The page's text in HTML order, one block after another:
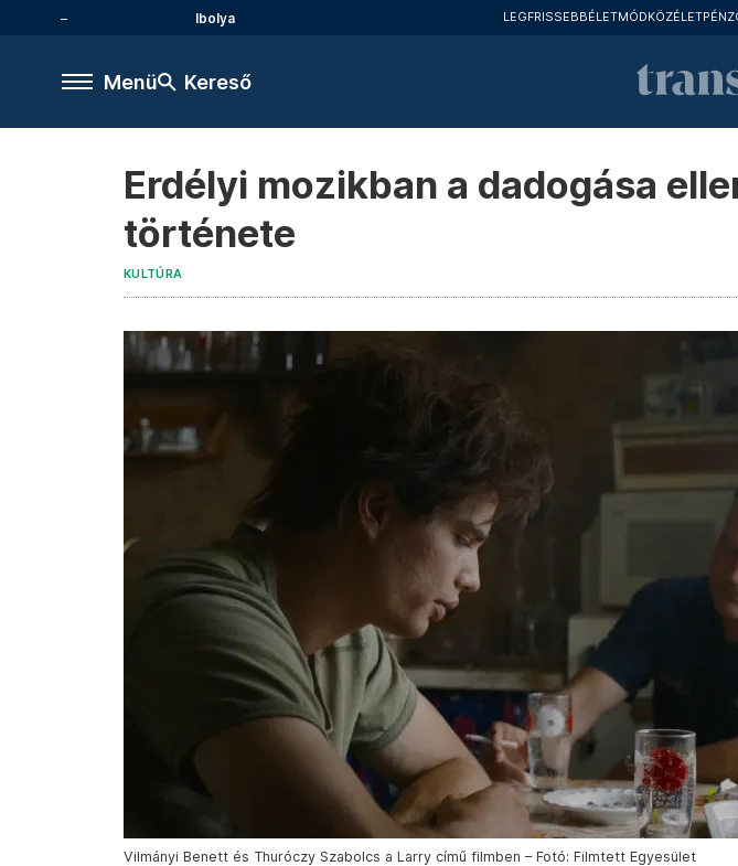
Ibolya LEGFRISSEBBÉLETMÓDKÖZÉLET
Menü Kereső
Erdélyi mozikban a dadogása
története
KULTÚRA
Vilmányi Benett és Thuróczy Szabolcs a Larry című filmben – Fotó: Filmtett Egyesület